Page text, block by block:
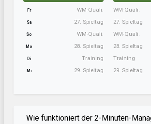
Fr WM-Quali.
Sa 27. Spieltag
So WM-Quali.
Mo 28. Spieltag
Di Training
Mi 29. Spieltag
WM-Quali.
27. Spieltag
WM-Quali.
28. Spieltag
Training
29. Spieltag
Wie funktioniert der 2-Minuten-